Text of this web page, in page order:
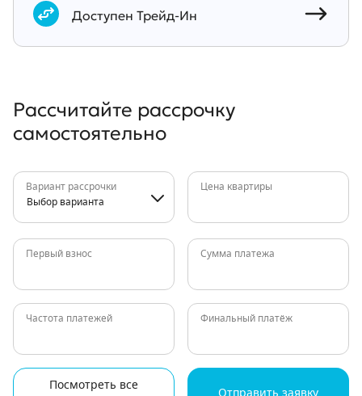
Доступен Трейд-Ин
Рассчитайте рассрочку
самостоятельно
Вариант рассрочки
Выбор варианта
Цена квартиры
Первый взнос Сумма платежа
Частота платежей Финальный платёж
Посмотреть все
Отправить заявку